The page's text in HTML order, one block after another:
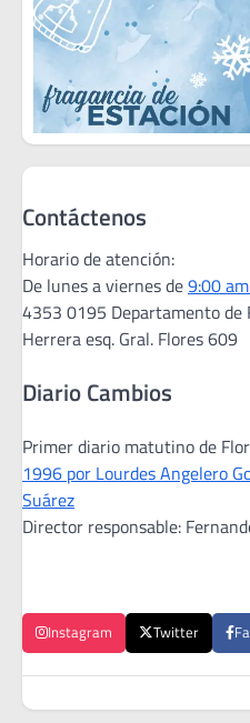
Contáctenos
Horario de atención:
De lunes a viernes de9:00
4353 0195 Departamento de
Herrera esq. Gral. Flores 609
Diario Cambios
Primer diario matutino de
1996 por Lourdes Angelero
Suárez
Director responsable:
Instagram Twitter